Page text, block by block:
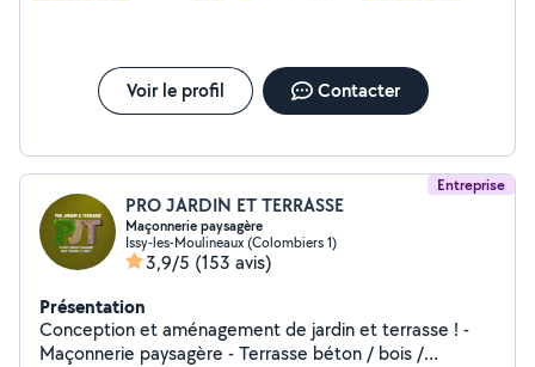
Voir le profil Contacter
Entreprise
PRO JARDIN ET TERRASSE
Maçonnerie paysagère
Issy-les-Moulineaux (Colombiers 1)
3,9/5 (153 avis)
Présentation
Conception et aménagement de jardin et terrasse ! -
Maçonnerie paysagère - Terrasse béton / bois /